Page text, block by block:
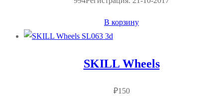
В корзину
SKILL Wheels
₽150